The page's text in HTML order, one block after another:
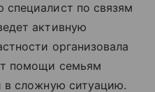
по связям
активную
организовала
помощи семьям
в сложную ситуацию.